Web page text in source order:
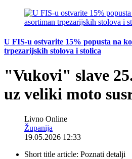
U FIS-u ostvarite 15% popusta na
trpezarijskih stolova i stolica
"Vukovi" slave
uz veliki moto
Livno Online
Županija
19.05.2026 12:33
Short title article: Poznati detalji